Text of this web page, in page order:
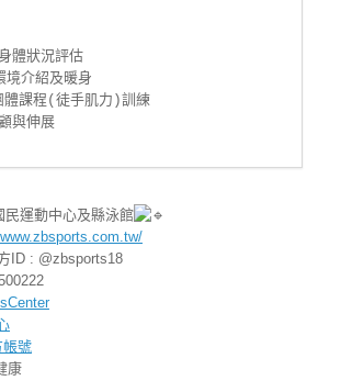
體狀況評估
介紹及暖身
課程(徒手肌力)訓練
與伸展
民運動中心及縣泳館
ID : @zbsports18
帳號
康